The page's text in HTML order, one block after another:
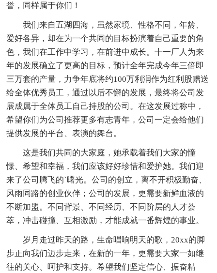
誉，同样属于你们！
我们来自五湖四海，虽然家境、性格不同，年龄、
爱好各异，却在为一个共同的目标扮演着自己重要的角
色，我们在工作中学习，在前进中成长。十一厂人为来
年的发展确立了更高的目标，预计全年完成今年三倍即
三万套的产量，力争年底将约100万利润作为红利股赠送
给全体优秀员工，通过以后不懈的发展，最终将公司发
展成属于全体员工自己持股的公司。在这发展过称中，
希望你们为公司推荐更多有志青年，公司一定会给他们
提供发展的平台、表演的舞台。
这是我们共同的大家庭，她承载着我们大家的憧
憬、希望和幸福，我们应该好好珍惜和爱护她。我们迎
来了公司腾飞的`曙光。公司的创立，离不开积极勤奋、
风雨同路的创业伙伴；公司的发展，更需要新鲜血液的
不断加盟。不同背景、不同经历、不同阶层的人才荟
萃，冲击碰撞、互相激励，才能成就一番辉煌的事业。
岁月走过昨天的路，生命唱响明天的歌，20xx的脚
步正向我们迈步走来，在新的一年，更需要大家一如继
往的关心、呵护和支持。希望我们坚定信心、振奋精